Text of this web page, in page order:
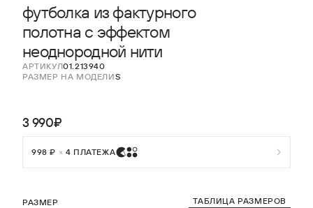
футболка из фактурного
полотна с эффектом
неоднородной нити
АРТИКУЛ01.213940
РАЗМЕР НА МОДЕЛИS
РАЗМЕР ТАБЛИЦА РАЗМЕРОВ
3 990₽
998 ₽ × 4 ПЛАТЕЖА